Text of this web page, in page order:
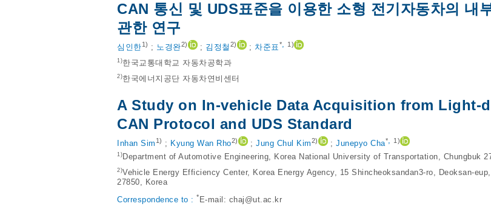
CAN 통신 및 UDS표준을 이용한 소형 전기자동차의 내
관한 연구
심인한1) ; 노경완2) ; 김정철 2) ; 차준표*, 1)
1)한국교통대학교 자동차공학과
2)한국에너지공단 자동차연비센터
A Study on In-vehicle Data Acquisition from Light-
CAN Protocol and UDS Standard
Inhan Sim 1) ; Kyung Wan Rho2) ; Jung Chul Kim2) ; Junepyo Cha*, 1)
1) Department of Automotive Engineering, Korea National University of Transportation, Chungbuk
2)Vehicle Energy Efficiency Center, Korea Energy Agency, 15 Shincheoksandan3-ro, Deoksan-
27850, Korea
Correspondence to : * E-mail: chaj@ut.ac.kr